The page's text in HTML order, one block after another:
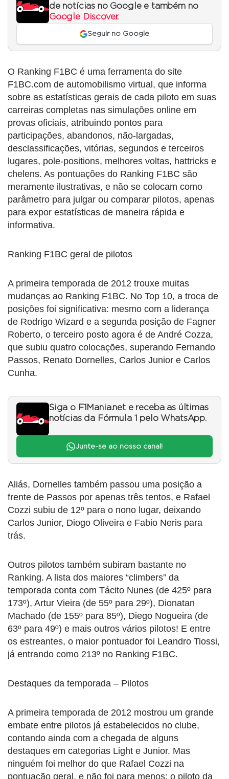
de notícias no Google e também no
Google Discover.
Seguir no Google
O Ranking F1BC é uma ferramenta do site
F1BC.com de automobilismo virtual, que informa
sobre as estatísticas gerais de cada piloto em suas
carreiras completas nas simulações online em
provas oficiais, atribuindo pontos para
participações, abandonos, não-largadas,
desclassificações, vitórias, segundos e terceiros
lugares, pole-positions, melhores voltas, hattricks e
chelens. As pontuações do Ranking F1BC são
meramente ilustrativas, e não se colocam como
parâmetro para julgar ou comparar pilotos, apenas
para expor estatísticas de maneira rápida e
informativa.
Ranking F1BC geral de pilotos
A primeira temporada de 2012 trouxe muitas
mudanças ao Ranking F1BC. No Top 10, a troca de
posições foi significativa: mesmo com a liderança
de Rodrigo Wizard e a segunda posição de Fagner
Roberto, o terceiro posto agora é de André Cozza,
que subiu quatro colocações, superando Fernando
Passos, Renato Dornelles, Carlos Junior e Carlos
Cunha.
Siga o F1Mania.net e receba as últimas
notícias da Fórmula 1 pelo WhatsApp.
Junte-se ao nosso canal!
Aliás, Dornelles também passou uma posição a
frente de Passos por apenas três tentos, e Rafael
Cozzi subiu de 12º para o nono lugar, deixando
Carlos Junior, Diogo Oliveira e Fabio Neris para
trás.
Outros pilotos também subiram bastante no
Ranking. A lista dos maiores “climbers” da
temporada conta com Tácito Nunes (de 425º para
173º), Artur Vieira (de 55º para 29º), Dionatan
Machado (de 155º para 85º), Diego Nogueira (de
63º para 49º) e mais outros vários pilotos! E entre
os estreantes, o maior pontuador foi Leandro Tiossi,
já entrando como 213º no Ranking F1BC.
Destaques da temporada – Pilotos
A primeira temporada de 2012 mostrou um grande
embate entre pilotos já estabelecidos no clube,
contando ainda com a chegada de alguns
destaques em categorias Light e Junior. Mas
ninguém foi melhor do que Rafael Cozzi na
pontuação geral, e não foi para menos: o piloto da